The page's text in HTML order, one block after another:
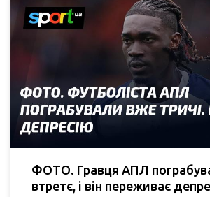
ФОТО. Гравця АПЛ
втретє, і він переживає